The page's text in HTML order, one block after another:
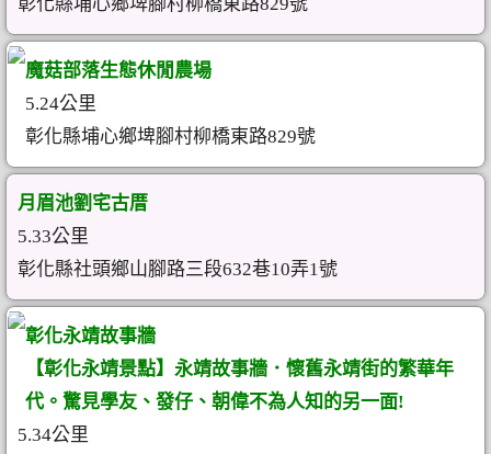
魔菇部落生態休閒農場
5.24公里
彰化縣埔心鄉埤腳村柳橋東路829號
月眉池劉宅古厝
5.33公里
彰化縣社頭鄉山腳路三段632巷10弄1號
彰化永靖故事牆
【彰化永靖景點】永靖故事牆．懷舊永靖街的繁華年
代。驚見學友、發仔、朝偉不為人知的另一面!
5.34公里